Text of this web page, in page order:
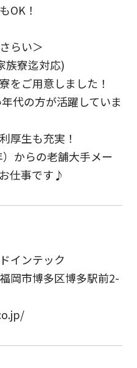
OK！
らい＞
族寮迄対応)
をご用意しました！
代の方が活躍していま
厚生も充実！
からの老舗大手メー
仕事です♪
インテック
岡市博多区博多駅前2-